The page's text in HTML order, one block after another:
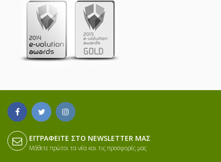
ΕΓΓΡΑΦΕΊΤΕ ΣΤΟ NEWSLETTER ΜΑΣ
Μάθετε πρώτοι τα νέα και τις προσφορές μας